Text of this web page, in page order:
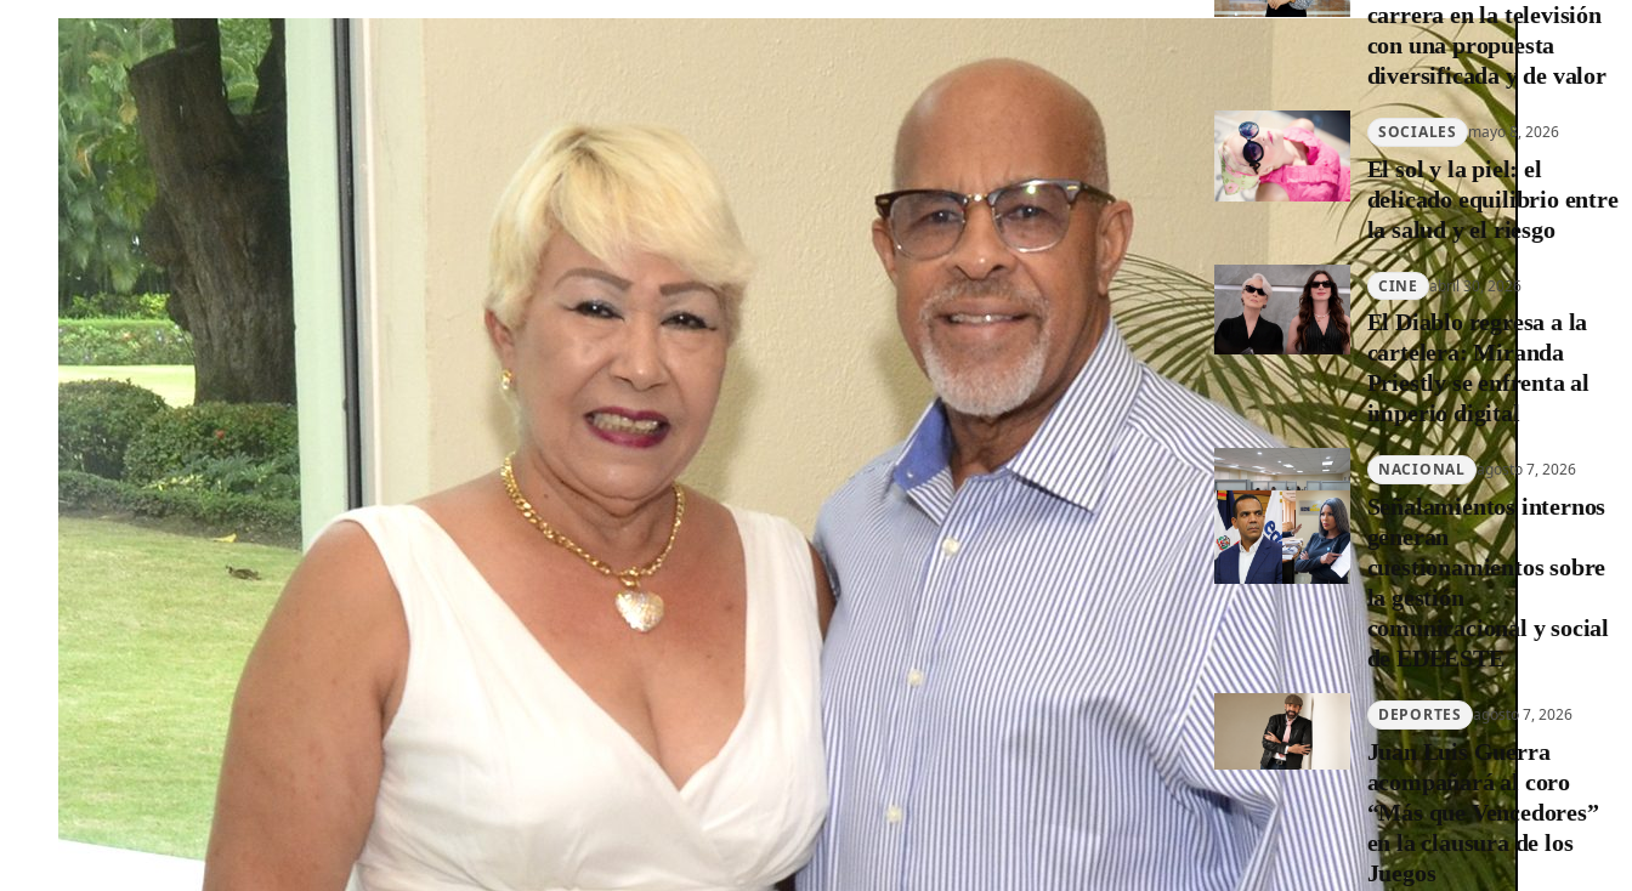
carrera en la televisión
con una propuesta
diversificada y de valor
SOCIALES mayo 8, 2026
El sol y la piel: el
delicado equilibrio entre
la salud y el riesgo
CINE abril 30, 2026
El Diablo regresa a la
cartelera: Miranda
Priestly se enfrenta al
imperio digital
NACIONAL agosto 7, 2026
Señalamientos internos
generan
cuestionamientos sobre
la gestión
comunicacional y social
de EDEESTE
DEPORTES agosto 7, 2026
Juan Luis Guerra
acompañará al coro
“Más que Vencedores”
en la clausura de los
Juegos